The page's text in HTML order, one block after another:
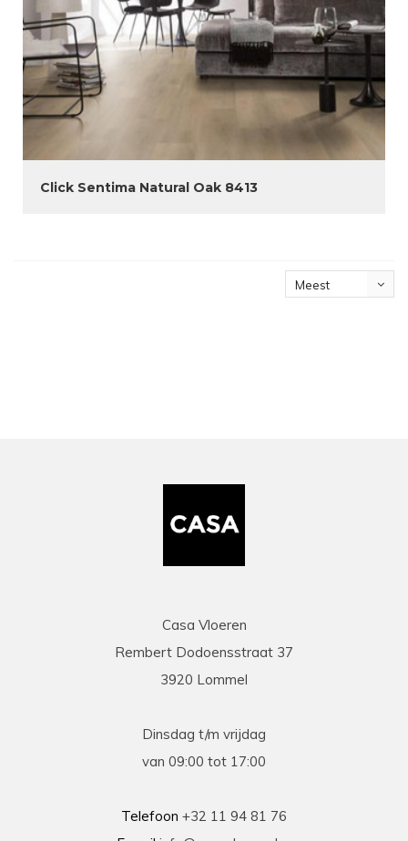
Click Sentima Natural Oak 8413
Meest
Casa Vloeren
Rembert Dodoensstraat 37
3920 Lommel
Dinsdag t/m vrijdag
van 09:00 tot 17:00
Telefoon +32 11 94 81 76